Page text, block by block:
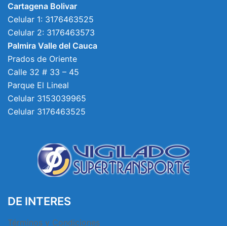
Cartagena Bolivar
Celular 1: 3176463525
Celular 2: 3176463573
Palmira Valle del Cauca
Prados de Oriente
Calle 32 # 33 – 45
Parque El Lineal
Celular 3153039965
Celular 3176463525
DE INTERES
Términos y Condiciones